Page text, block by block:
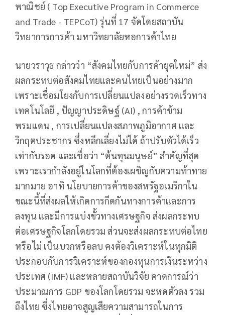
พาณิชย์ ( Top Executive Program in Commerce
and Trade - TEPCoT) รุ่นที่ 17 จัดโดยสถาบัน
วิทยาการการค้า มหาวิทยาลัยหอการค้าไทย
นายวราวุธ กล่าวว่า “สังคมไทยกับการค้ายุคใหม่” ส่ง
ผลกระทบต่อสังคมไทยและคนไทยเป็นอย่างมาก
เพราะเชื่อมโยงกับการเปลี่ยนแปลงอย่างรวดเร็วทาง
เทคโนโลยี , ปัญญาประดิษฐ์ (AI) , การค้าข้าม
พรมแดน , การเปลี่ยนแปลงสภาพภูมิอากาศ และ
วิกฤตประชากร ซึ่งหลีกเลี่ยงไม่ได้ ถ้าปรับตัวได้เร็ว
เท่ากับรอด และเชื่อว่า “ต้นทุนมนุษย์” สำคัญที่สุด
เพราะเรากำลังอยู่ในโลกที่ต้องเผชิญกับความท้าทาย
มากมาย อาทิ นโยบายการค้าของสหรัฐอเมริกาใน
ขณะนี้ที่ส่งผลให้เกิดการกีดกันทางการค้าและการ
ลงทุน และมีการแบ่งขั้วทางเศรษฐกิจ ส่งผลกระทบ
ต่อเศรษฐกิจโลกโดยรวม ส่วนจะส่งผลกระทบต่อไทย
หรือไม่ เป็นบวกหรือลบ คงต้องวิเคราะห์ในทุกมิติ
ประกอบกับการวิเคราะห์ของกองทุนการเงินระหว่าง
ประเทศ (IMF) และหลายสถาบันวิจัย คาดการณ์ว่า
ประมาณการ GDP ของโลกโดยรวม จะหดตัวลง รวม
ถึงไทย ซึ่งไทยอาจสูญเสียความสามารถในการ